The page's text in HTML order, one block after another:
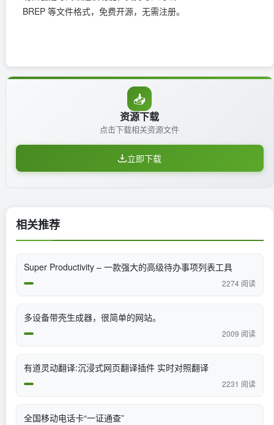
BREP 等文件格式，免费开源，无需注册。
📥
资源下载
点击下载相关资源文件
立即下载
相关推荐
Super Productivity – 一款强大的高级待办事项列表工具
2274 阅读
多设备带壳生成器，很简单的网站。
2009 阅读
有道灵动翻译:沉浸式网页翻译插件 实时对照翻译
2231 阅读
全国移动电话卡“一证通查”